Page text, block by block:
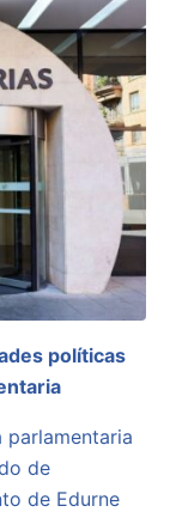
políticas
parlamentaria
de
de Edurne